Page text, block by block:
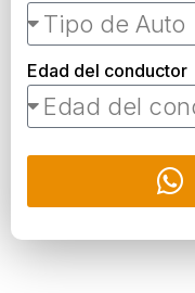
Edad del conductor